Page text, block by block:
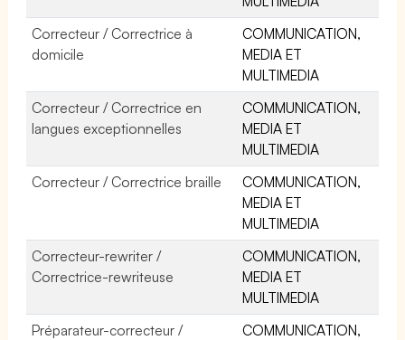
Correcteur / Correctrice à
domicile
COMMUNICATION,
MEDIA ET
MULTIMEDIA
Correcteur / Correctrice en
langues exceptionnelles
COMMUNICATION,
MEDIA ET
MULTIMEDIA
Correcteur / Correctrice braille
COMMUNICATION,
MEDIA ET
MULTIMEDIA
Correcteur-rewriter /
Correctrice-rewriteuse
COMMUNICATION,
MEDIA ET
MULTIMEDIA
Préparateur-correcteur /
COMMUNICATION,